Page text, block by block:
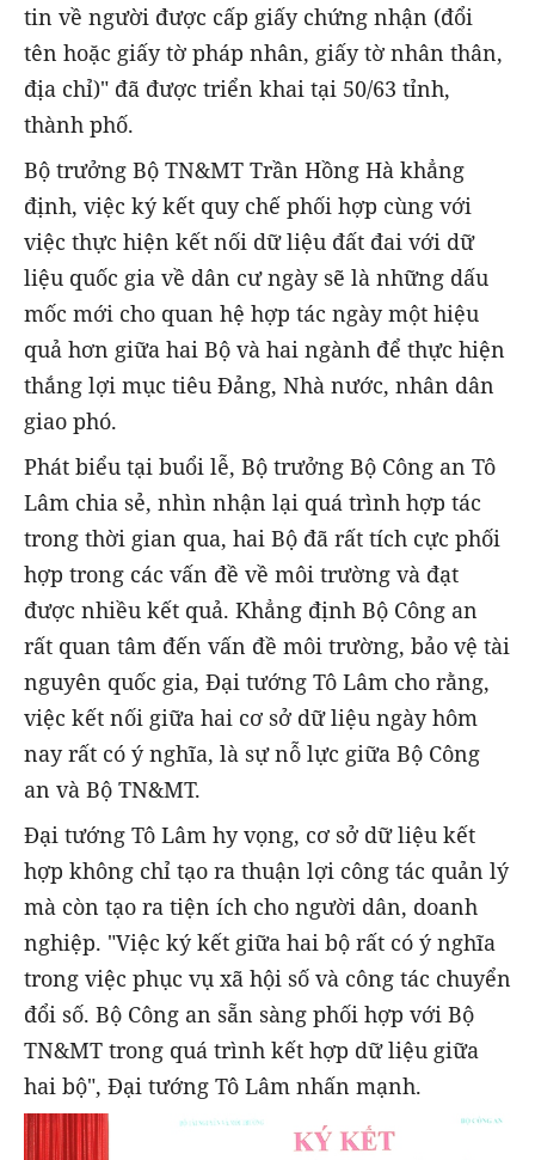
tin về người được cấp giấy chứng nhận (đổi
tên hoặc giấy tờ pháp nhân, giấy tờ nhân thân,
địa chỉ)" đã được triển khai tại 50/63 tỉnh,
thành phố.
Bộ trưởng Bộ TN&MT Trần Hồng Hà khẳng
định, việc ký kết quy chế phối hợp cùng với
việc thực hiện kết nối dữ liệu đất đai với dữ
liệu quốc gia về dân cư ngày sẽ là những dấu
mốc mới cho quan hệ hợp tác ngày một hiệu
quả hơn giữa hai Bộ và hai ngành để thực hiện
thắng lợi mục tiêu Đảng, Nhà nước, nhân dân
giao phó.
Phát biểu tại buổi lễ, Bộ trưởng Bộ Công an Tô
Lâm chia sẻ, nhìn nhận lại quá trình hợp tác
trong thời gian qua, hai Bộ đã rất tích cực phối
hợp trong các vấn đề về môi trường và đạt
được nhiều kết quả. Khẳng định Bộ Công an
rất quan tâm đến vấn đề môi trường, bảo vệ tài
nguyên quốc gia, Đại tướng Tô Lâm cho rằng,
việc kết nối giữa hai cơ sở dữ liệu ngày hôm
nay rất có ý nghĩa, là sự nỗ lực giữa Bộ Công
an và Bộ TN&MT.
Đại tướng Tô Lâm hy vọng, cơ sở dữ liệu kết
hợp không chỉ tạo ra thuận lợi công tác quản lý
mà còn tạo ra tiện ích cho người dân, doanh
nghiệp. "Việc ký kết giữa hai bộ rất có ý nghĩa
trong việc phục vụ xã hội số và công tác chuyển
đổi số. Bộ Công an sẵn sàng phối hợp với Bộ
TN&MT trong quá trình kết hợp dữ liệu giữa
hai bộ", Đại tướng Tô Lâm nhấn mạnh.